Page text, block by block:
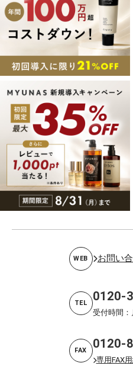
WEB お問い
TEL 0120-
受付時間：
FAX 0120-
専用FAX